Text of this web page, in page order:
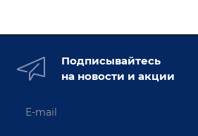
Подписывайтесь
на новости и акции